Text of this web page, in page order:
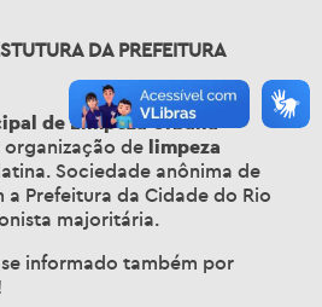
DA PREFEITURA
de Limpeza Urbana –
organização de limpeza
Sociedade anônima de
Prefeitura da Cidade do Rio
majoritária.
informado também por